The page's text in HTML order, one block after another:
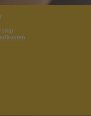
1 Kg)